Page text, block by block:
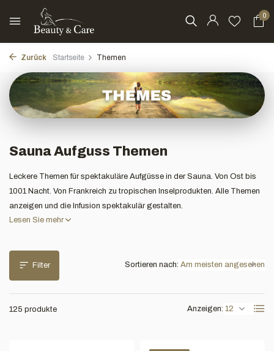
0
Zurück Startseite Themen
Sauna Aufguss Themen
Leckere Themen für spektakuläre Aufgüsse in der Sauna. Von Ost bis
1001 Nacht. Von Frankreich zu tropischen Inselprodukten. Alle Themen
anzeigen und die Infusion spektakulär gestalten.
Lesen Sie mehr
Filter
125 produkte Anzeigen:
Sortieren nach: